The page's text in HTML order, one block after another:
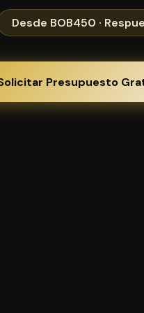
Desde BOB450 ·
Presupuesto